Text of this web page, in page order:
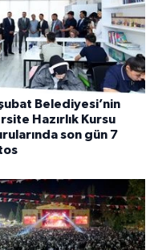
Belediyesi’nin
Hazırlık Kursu
son gün 7